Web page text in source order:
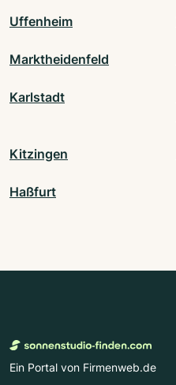
Uffenheim
Marktheidenfeld
Karlstadt
Kitzingen
Haßfurt
Ein Portal von Firmenweb.de